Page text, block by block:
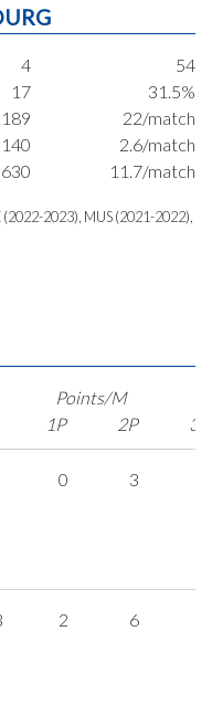
4
54
17
31.5%
22/match
140
2.6/match
630 11.7/match
2023), MUS (2021-2022),
Points/M
1P 2P 3P
0 3
2 6